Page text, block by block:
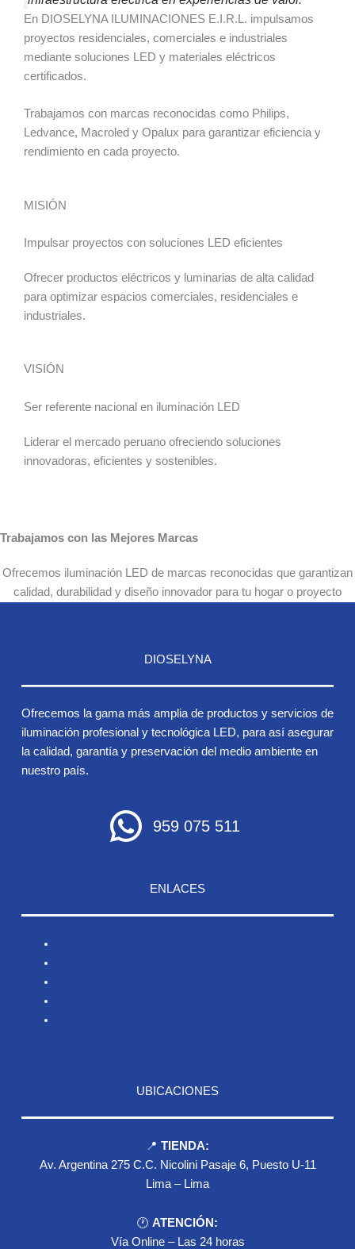
En DIOSELYNA ILUMINACIONES E.I.R.L. impulsamos
proyectos residenciales, comerciales e industriales
mediante soluciones LED y materiales eléctricos
certificados.
Trabajamos con marcas reconocidas como Philips,
Ledvance, Macroled y Opalux para garantizar eficiencia y
rendimiento en cada proyecto.
MISIÓN
Impulsar proyectos con soluciones LED eficientes
Ofrecer productos eléctricos y luminarias de alta calidad
para optimizar espacios comerciales, residenciales e
industriales.
VISIÓN
Ser referente nacional en iluminación LED
Liderar el mercado peruano ofreciendo soluciones
innovadoras, eficientes y sostenibles.
Trabajamos con las Mejores Marcas
Ofrecemos iluminación LED de marcas reconocidas que garantizan
calidad, durabilidad y diseño innovador para tu hogar o proyecto
DIOSELYNA
Ofrecemos la gama más amplia de productos y servicios de
iluminación profesional y tecnológica LED, para así asegurar
la calidad, garantía y preservación del medio ambiente en
nuestro país.
959 075 511
ENLACES
UBICACIONES
📍 TIENDA:
Av. Argentina 275 C.C. Nicolini Pasaje 6, Puesto U-11
Lima – Lima
🕐 ATENCIÓN:
Vía Online – Las 24 horas